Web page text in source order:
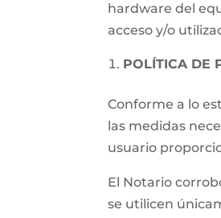
hardware del
acceso y/o
POLÍTICA DE
Conforme a lo
las medidas
usuario
El Notario
se utilicen